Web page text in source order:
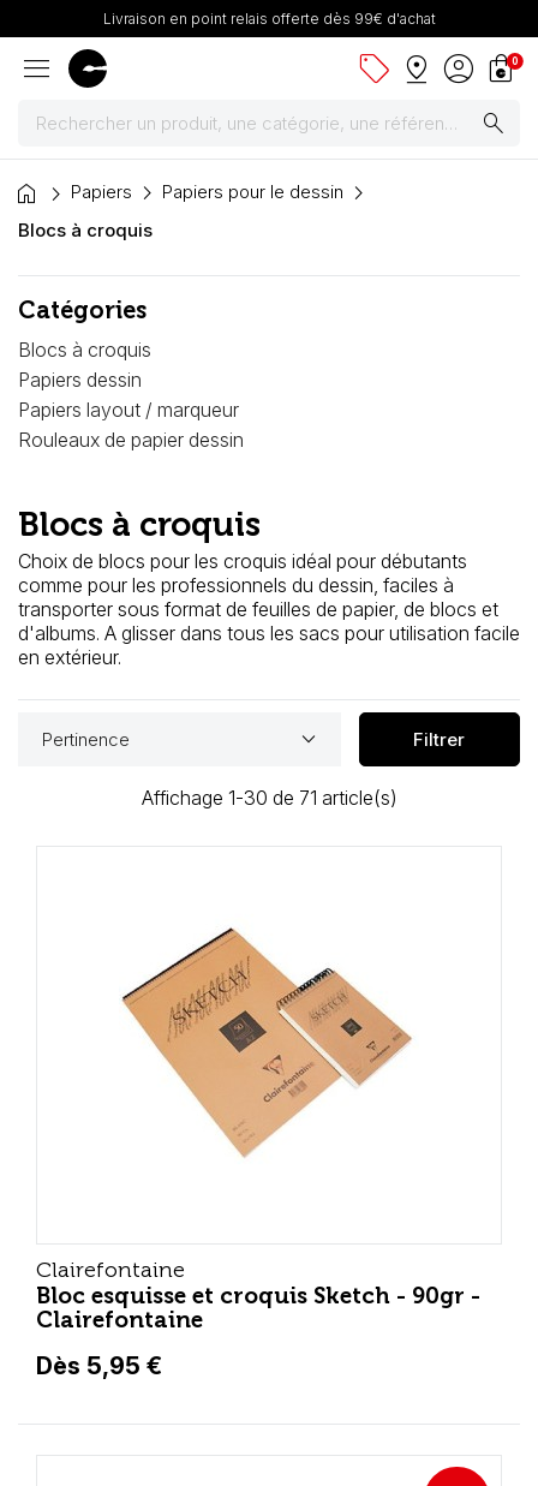
Livraison en point relais offerte dès 99€ d'achat
menu sell pin_drop account_circle shopping_bag
0
search
Peintures
Châssis, toiles & chevalets
Papiers
Dessin & arts graphiques
Loisirs Créatifs
Coffrets & cadeaux
Encadrement
mail
home Papiers
Papiers pour le dessin
Blocs à croquis
Catégories
Blocs à croquis
Papiers dessin
Papiers layout / marqueur
Rouleaux de papier dessin
Blocs à croquis
Choix de blocs pour les croquis idéal pour débutants
comme pour les professionnels du dessin, faciles à
transporter sous format de feuilles de papier, de blocs et
d'albums. A glisser dans tous les sacs pour utilisation facile
en extérieur.
Pertinence keyboard_arrow_down Filtrer
Affichage 1-30 de 71 article(s)
Clairefontaine
Bloc esquisse et croquis Sketch - 90gr -
Clairefontaine
Dès 5,95 €